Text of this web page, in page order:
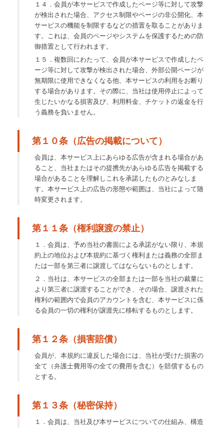
１４．会員が本サービスで作成したページ等に対して攻撃
が検出された場合、アクセス制限やページの非公開化、本
サービスの機能を制限するなどの措置を取ることがありま
す。これは、会員のページやシステムを保護するための防
御措置として行われます。
１５．複数回にわたって、会員が本サービスで作成したペ
ージ等に対して攻撃が検出された場合、外部公開ページが
無期限に使用できなくなる他、本サービスの利用をお断り
する場合があります。その際に、当社は使用停止によって
生じたいかなる損害及び、利用料金、チケットの返金を行
う義務を負いません。
第１０条（広告の掲載について）
会員は、本サービス上にあらゆる広告が含まれる場合があ
ること、当社またはその提携先があらゆる広告を掲載する
場合があることを理解しこれを承諾したものとみなしま
す。本サービス上の広告の形態や範囲は、当社によって随
時変更されます。
第１１条（権利譲渡の禁止）
１．会員は、予め当社の書面による承諾がない限り、本規
約上の地位および本規約に基づく権利または義務の全部ま
たは一部を第三者に譲渡してはならないものとします。
２．当社は、本サービスの全部または一部を当社の裁量に
より第三者に譲渡することができ、その場合、譲渡された
権利の範囲内で会員のアカウントを含む、本サービスに係
る会員の一切の権利が譲渡先に移転するものとします。
第１２条（損害賠償）
会員が、本規約に違反した場合には、当社が受けた損害の
全て（弁護士費用等の全ての費用を含む）を賠償するもの
とする。
第１３条（秘密保持）
１．会員は、当社及び本サービスについての仕組み、構造